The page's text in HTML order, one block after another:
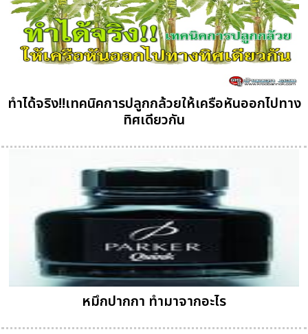
ทำได้จริง!!เทคนิคการปลูกกล้วยให้เครือหันออกไปทาง
ทิศเดียวกัน
หมึกปากกา ทำมาจากอะไร